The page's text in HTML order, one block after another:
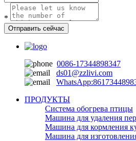
*
Отправить сейчас
0086-17344898347
ds01@zzlivi.com
ПРОДУКТЫ
Система обогрева птицы
Машина для удаления
Машина для кормления
Машина для